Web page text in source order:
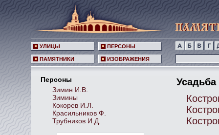
УЛИЦЫ ПЕРСОНЫ
ПАМЯТНИКИ ИЗОБРАЖЕНИЯ
Персоны
Зимин И.В.
Зимины
Кокорев И.Л.
Красильников Ф.
Трубников И.Д.
Усадьба